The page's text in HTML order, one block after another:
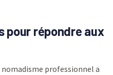
pour répondre aux
professionnel a